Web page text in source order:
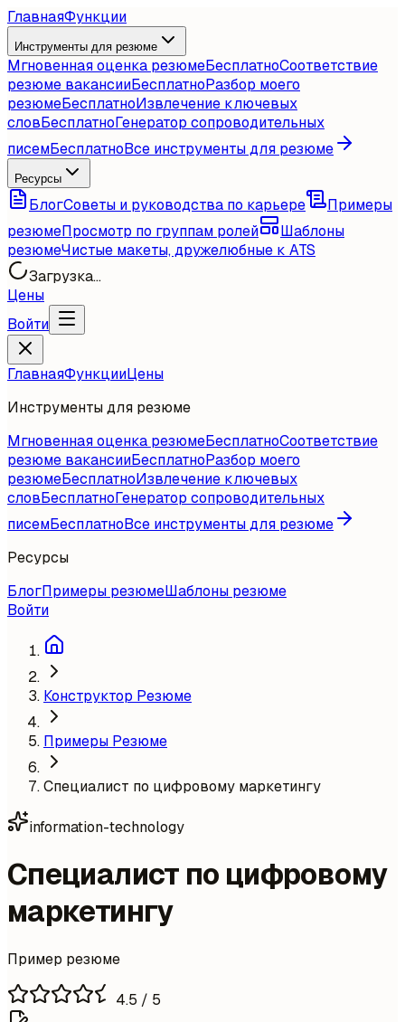
ГлавнаяФункции
Инструменты для резюме
Мгновенная оценка резюмеБесплатноСоответствие
резюме вакансииБесплатноРазбор моего
резюмеБесплатноИзвлечение ключевых
словБесплатноГенератор сопроводительных
писемБесплатноВсе инструменты для резюме
Ресурсы
БлогСоветы и руководства по карьере
Примеры
резюмеПросмотр по группам ролей
Шаблоны
резюмеЧистые макеты, дружелюбные к ATS
Загрузка...
Цены
Войти
ГлавнаяФункцииЦены
Инструменты для резюме
Мгновенная оценка резюмеБесплатноСоответствие
резюме вакансииБесплатноРазбор моего
резюмеБесплатноИзвлечение ключевых
словБесплатноГенератор сопроводительных
писемБесплатноВсе инструменты для резюме
Ресурсы
БлогПримеры резюмеШаблоны резюме
Войти
Конструктор Резюме
Примеры Резюме
Специалист по цифровому маркетингу
information-technology
Специалист по цифровому
маркетингу
Пример резюме
4.5 / 5